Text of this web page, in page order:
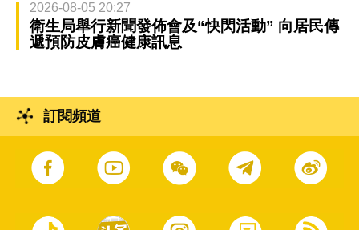
2026-08-05 20:27
衛生局舉行新聞發佈會及“快閃活動” 向居民傳
遞預防皮膚癌健康訊息
訂閱頻道